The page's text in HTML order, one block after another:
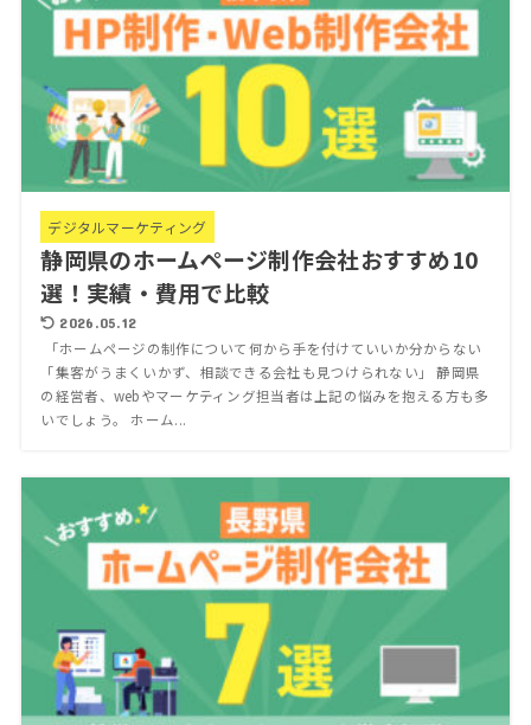
デジタルマーケティング
静岡県のホームページ制作会社おすすめ10
選！実績・費用で比較
2026.05.12
「ホームページの制作について何から手を付けていいか分からない
「集客がうまくいかず、相談できる会社も見つけられない」 静岡県
の経営者、webやマーケティング担当者は上記の悩みを抱える方も多
いでしょう。 ホーム...